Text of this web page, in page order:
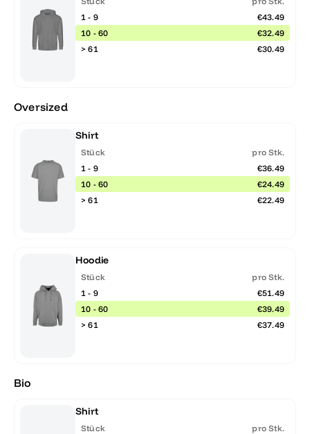
1 - 9
€43.49
10 - 60
€32.49
> 61
€30.49
Oversized
Shirt
Stück
pro Stk.
1 - 9
€36.49
10 - 60
€24.49
> 61
€22.49
Hoodie
Stück
pro Stk.
1 - 9
€51.49
10 - 60
€39.49
> 61
€37.49
Bio
Shirt
Stück
pro Stk.